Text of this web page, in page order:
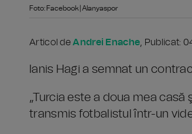
Foto: Facebook | Alanyaspor
Articol deAndrei Enache, Publicat:
Ianis Hagi a semnat un
„Turcia este a doua mea casă
transmis fotbalistul într-un